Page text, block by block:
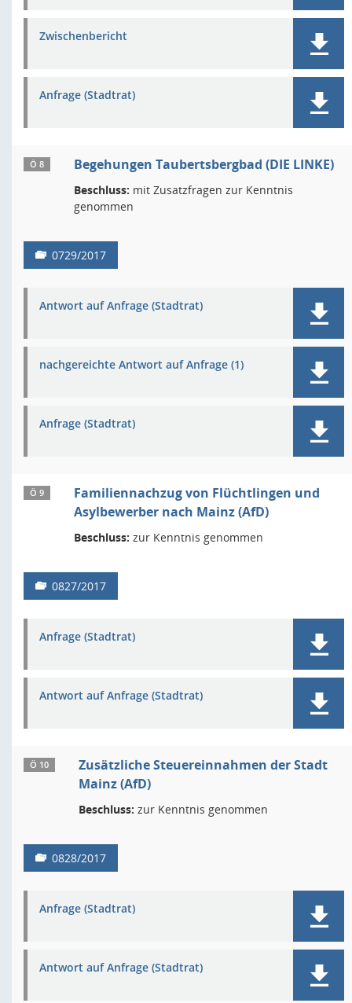
Zwischenbericht
Anfrage (Stadtrat)
Ö 8 Begehungen Taubertsbergbad (DIE LINKE)
Beschluss: mit Zusatzfragen zur Kenntnis
genommen
0729/2017
Antwort auf Anfrage (Stadtrat)
nachgereichte Antwort auf Anfrage (1)
Anfrage (Stadtrat)
Ö 9
Familiennachzug von Flüchtlingen und
Asylbewerber nach Mainz (AfD)
Beschluss: zur Kenntnis genommen
0827/2017
Anfrage (Stadtrat)
Antwort auf Anfrage (Stadtrat)
Ö 10
Zusätzliche Steuereinnahmen der Stadt
Mainz (AfD)
Beschluss: zur Kenntnis genommen
0828/2017
Anfrage (Stadtrat)
Antwort auf Anfrage (Stadtrat)